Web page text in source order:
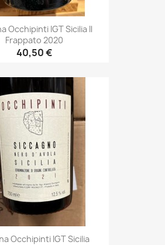
Occhipinti IGT Sicilia Il
Frappato 2020
40,50 €
Occhipinti IGT Sicilia